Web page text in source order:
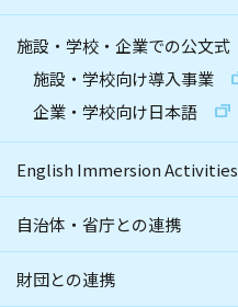
施設・学校・企業での公文式
施設・学校向け導入事業
企業・学校向け日本語
English Immersion Activities
自治体・省庁との連携
財団との連携